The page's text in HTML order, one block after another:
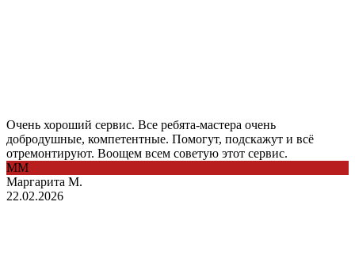
Очень хороший сервис. Все ребята-мастера очень
добродушные, компетентные. Помогут, подскажут и всё
отремонтируют. Воощем всем советую этот сервис.
ММ
Маргарита М.
22.02.2026